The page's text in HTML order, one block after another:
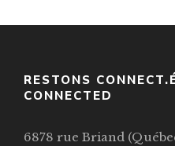
Par / By
RESTONS
CONNECTED
6878 rue Briand